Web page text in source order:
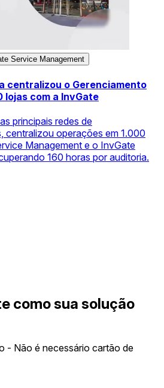
Service Management
centralizou o Gerenciamento
lojas com a InvGate
principais redes de
centralizou operações em 1.000
Management e o InvGate
160 horas por auditoria.
como sua solução
- Não é necessário cartão de